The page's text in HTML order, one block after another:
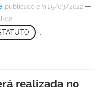
publicado em 25/03/2022 —
realizada no